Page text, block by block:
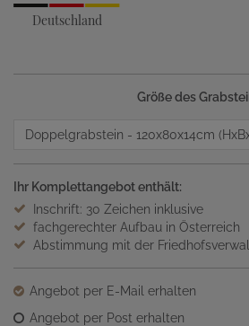
Deutschland
Größe des
Doppelgrabstein - 120x80x14cm
Ihr Komplettangebot enthält:
Inschrift: 30 Zeichen inklusive
fachgerechter Aufbau in Österreich
Abstimmung mit der
Angebot per E-Mail erhalten
Angebot per Post erhalten